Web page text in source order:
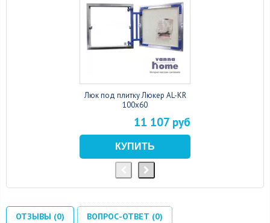
Люк под плитку Люкер AL-KR
100x60
11 107 руб
ОТЗЫВЫ (0) ВОПРОС-ОТВЕТ (0)